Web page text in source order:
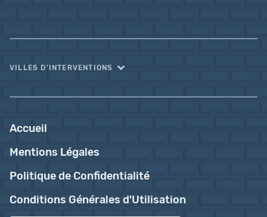
VILLES D'INTERVENTIONS
Accueil
Mentions Légales
Politique de Confidentialité
Conditions Générales d'Utilisation